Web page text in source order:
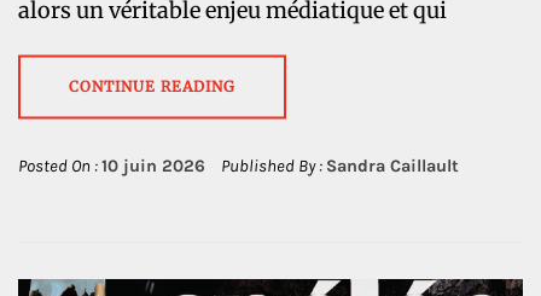
alors un véritable enjeu ­médiatique et qui
CONTINUE READING
Posted On :10 juin 2026 Published By : Sandra Caillault